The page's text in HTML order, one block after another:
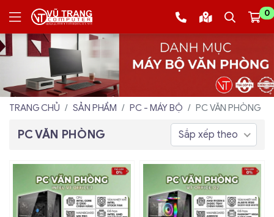
0
TRANG CHỦ SẢN PHẨM PC - MÁY BỘ PC VĂN PHÒNG
PC VĂN PHÒNG Sắp xếp theo